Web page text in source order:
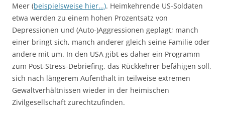
Meer (beispielsweise hier…). Heimkehrende US-Soldaten
etwa werden zu einem hohen Prozentsatz von
Depressionen und (Auto-)Aggressionen geplagt; manch
einer bringt sich, manch anderer gleich seine Familie oder
andere mit um. In den USA gibt es daher ein Programm
zum Post-Stress-Debriefing, das Rückkehrer befähigen soll,
sich nach längerem Aufenthalt in teilweise extremen
Gewaltverhältnissen wieder in der heimischen
Zivilgesellschaft zurechtzufinden.